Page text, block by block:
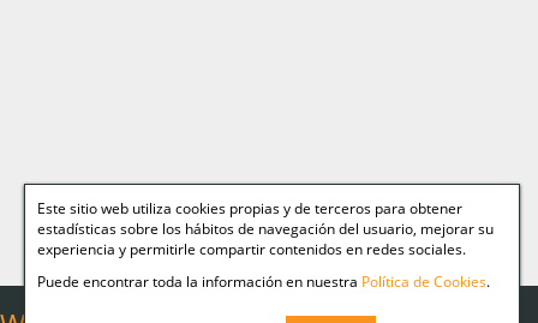
Este sitio web utiliza cookies propias y de terceros para obtener
estadísticas sobre los hábitos de navegación del usuario, mejorar su
experiencia y permitirle compartir contenidos en redes sociales.
Puede encontrar toda la información en nuestra Política de Cookies.